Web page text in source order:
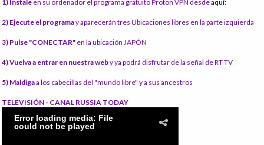
1) Instale en su ordenador el programa gratuito Proton VPN desdeaquí:
2) Ejecute el programay aparecerán tres Ubicaciones libres en la parte izquierda
3) Pulse "CONECTAR" en la ubicación JAPÓN
4) Vuelva a entrar en nuestra weby ya podrá disfrutar de la señal de RT TV
5) Maldigaa los cabecillas del "mundo libre" y a sus ancestros
TELEVISIÓN - CANAL RUSSIA TODAY